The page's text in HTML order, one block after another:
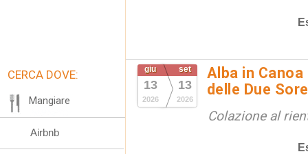
giu
13
2026
set
13
2026
Alba in
delle Due
Colazione al
CERCA DOVE:
Mangiare
Airbnb